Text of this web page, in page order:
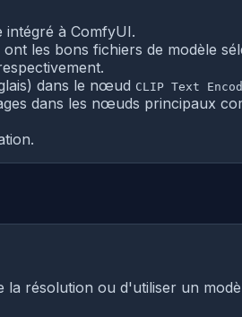
intégré à ComfyUI.
ont les bons fichiers de modèle
dans le nœud CLIP Text
dans les nœuds principaux
résolution ou d'utiliser un